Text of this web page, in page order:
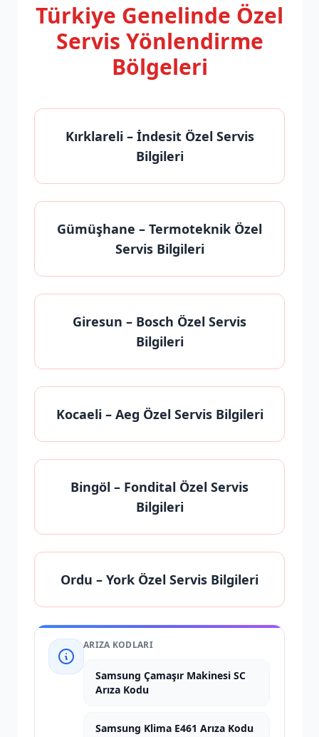
Türkiye Genelinde Özel
Servis Yönlendirme
Bölgeleri
Kırklareli– İndesit Özel Servis
Bilgileri
Gümüşhane – Termoteknik Özel
Servis Bilgileri
Giresun – Bosch Özel Servis
Bilgileri
Kocaeli– Aeg Özel Servis Bilgileri
Bingöl – Fondital Özel Servis
Bilgileri
Ordu – York Özel Servis Bilgileri
ARIZA KODLARI
Samsung Çamaşır Makinesi SC
Arıza Kodu
Samsung Klima E461 Arıza Kodu